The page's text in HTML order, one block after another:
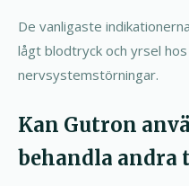
De vanligaste
lågt blodtryck och yrsel
nervsystemstörningar.
Kan Gutron
behandla andra